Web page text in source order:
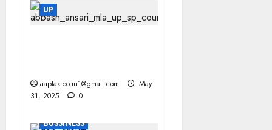
UP
aaptak.co.in1@gmail.com
May
31, 2025
0
BUSSINESS